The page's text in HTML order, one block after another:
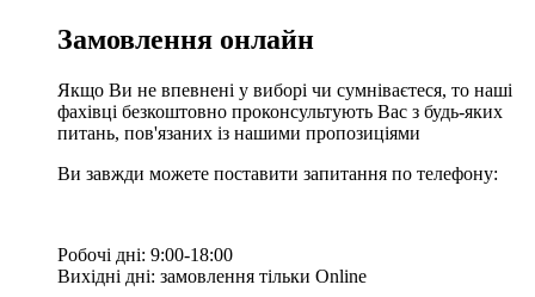
Замовлення онлайн
Якщо Ви не впевнені у виборі чи сумніваєтеся, то наші
фахівці безкоштовно проконсультують Вас з будь-яких
питань, пов'язаних із нашими пропозиціями
Ви завжди можете поставити запитання по телефону:
Робочі дні: 9:00-18:00
Вихідні дні: замовлення тільки Online